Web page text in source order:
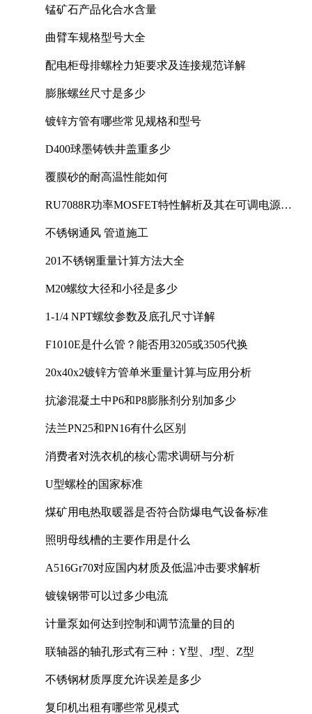
锰矿石产品化合水含量
曲臂车规格型号大全
配电柜母排螺栓力矩要求及连接规范详解
膨胀螺丝尺寸是多少
镀锌方管有哪些常见规格和型号
D400球墨铸铁井盖重多少
覆膜砂的耐高温性能如何
RU7088R功率MOSFET特性解析及其在可调电源设
不锈钢通风 管道施工
201不锈钢重量计算方法大全
M20螺纹大径和小径是多少
1-1/4 NPT螺纹参数及底孔尺寸详解
F1010E是什么管？能否用3205或3505代换
20x40x2镀锌方管单米重量计算与应用分析
抗渗混凝土中P6和P8膨胀剂分别加多少
法兰PN25和PN16有什么区别
消费者对洗衣机的核心需求调研与分析
U型螺栓的国家标准
煤矿用电热取暖器是否符合防爆电气设备标准
照明母线槽的主要作用是什么
A516Gr70对应国内材质及低温冲击要求解析
镀镍钢带可以过多少电流
计量泵如何达到控制和调节流量的目的
联轴器的轴孔形式有三种：Y型、J型、Z型
不锈钢材质厚度允许误差是多少
复印机出租有哪些常见模式